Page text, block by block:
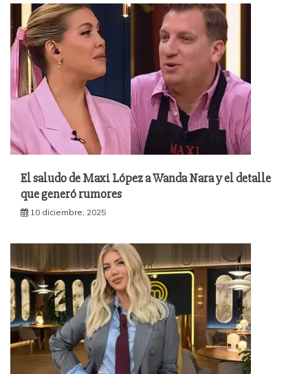
El saludo de Maxi López a Wanda Nara y el detalle
que generó rumores
10 diciembre, 2025